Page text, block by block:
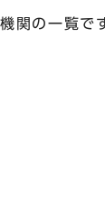
関の一覧で